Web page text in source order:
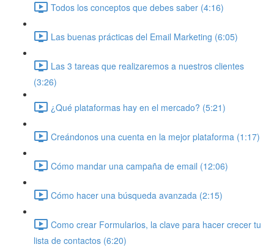
Todos los conceptos que debes saber (4:16)
Las buenas prácticas del Email Marketing (6:05)
Las 3 tareas que realizaremos a nuestros clientes
(3:26)
¿Qué plataformas hay en el mercado? (5:21)
Creándonos una cuenta en la mejor plataforma (1:17)
Cómo mandar una campaña de email (12:06)
Cómo hacer una búsqueda avanzada (2:15)
Como crear Formularios, la clave para hacer crecer tu
lista de contactos (6:20)